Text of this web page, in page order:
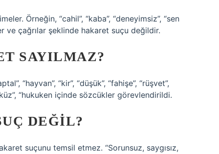
Örneğin, “cahil”, “kaba”, “deneyimsiz”, “sen
ve çağrılar şeklinde hakaret suçu değildir.
SAYILMAZ?
“hayvan”, “kir”, “düşük”, “fahişe”, “rüşvet”,
“hukuken içinde sözcükler görevlendirildi.
DEĞIL?
suçunu temsil etmez. “Sorunsuz, saygısız,